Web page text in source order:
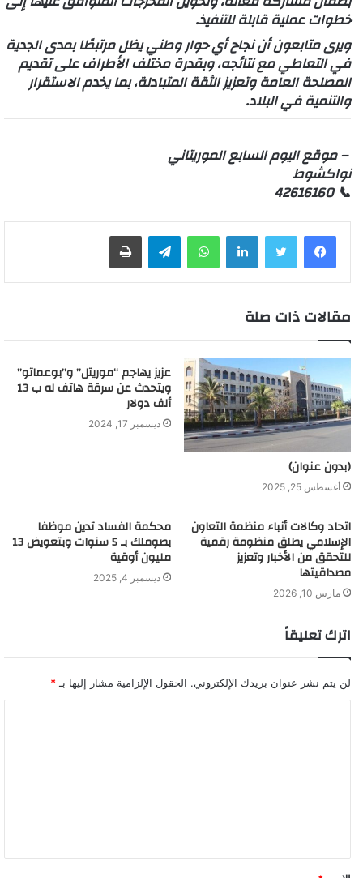
خطوات عملية قابلة للتنفيذ.
ويرى متابعون أن نجاح أي حوار وطني يظل مرتبطًا بمدى الجدية
في التعاطي مع نتائجه، وبقدرة مختلف الأطراف على تقديم
المصلحة العامة وتعزيز الثقة المتبادلة، بما يخدم الاستقرار
والتنمية في البلاد.
– موقع اليوم السابع الموريتاني
نواكشوط
📞 42616160
لينكدإن واتساب
مقالات ذات صلة
(بدون عنوان)
أغسطس 25, 2025
عزيز يهاجم “موريتل” و”بوعماتو”
ويتحدث عن سرقة هاتف له ب 13
ألف دولار
ديسمبر 17, 2024
اتحاد وكالات أنباء منظمة التعاون
الإسلامي يطلق منظومة رقمية
للتحقق من الأخبار وتعزيز
مصداقيتها
مارس 10, 2026
محكمة الفساد تدين موظفا
بصوملك بـ 5 سنوات وبتعويض 13
مليون أوقية
ديسمبر 4, 2025
اترك تعليقاً
لن يتم نشر عنوان بريدك الإلكتروني. الحقول الإلزامية مشار إليها بـ *
ق